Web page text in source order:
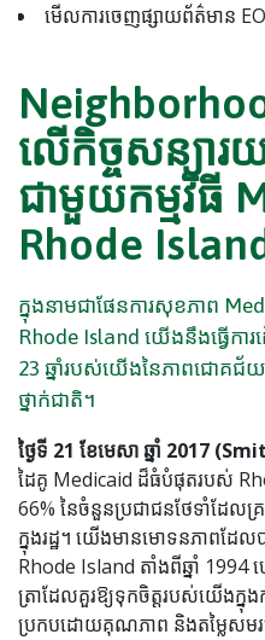
មើលការចេញផ្សាយព័ត៌មាន
លើកិច្ចសន្យារ
ជាមួយកម្មវិធី
Rhode
ក្នុងនាមជាផែនការសុខភាព
Rhode Island យើងនឹងធ្វើក
23 ឆ្នាំរបស់យើងនៃភាពជោគ
ថ្នាក់ជាតិ។
ថ្ងៃទី 21 ខែមេសា ឆ្នាំ 2017
ដៃគូ Medicaid ដ៏ធំបំផុតរបស់
66% នៃចំនួនប្រជាជនថែទាំដែ
ក្នុងរដ្ឋ។ យើងមានមោទនភាពដ
Rhode Island តាំងពីឆ្នាំ
ត្រាដែលគួរឱ្យទុកចិត្តរបស់យើងក្នុង
ប្រកបដោយគុណភាព និងតម្លៃស